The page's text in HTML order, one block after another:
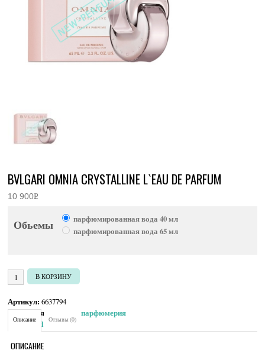
BVLGARI OMNIA CRYSTALLINE L`EAU DE PARFUM
10 900Р
Обьемы
парфюмированная вода 40 мл
парфюмированная вода 65 мл
Количество товара Bvlgari Omnia Crystalline L`Eau de parfum
В КОРЗИНУ
Артикул:6637794
Категория:
Женская парфюмерия
Brand:Bvlgari
Описание Отзывы (0)
ОПИСАНИЕ